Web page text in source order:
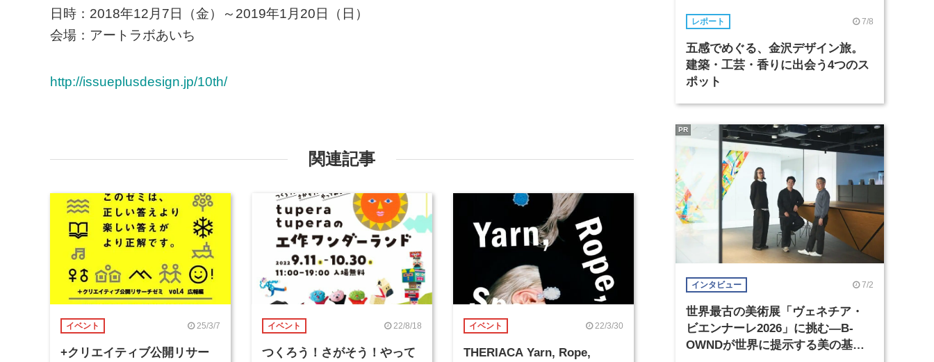
日時：2018年12月7日（金）～2019年1月20日（日）
会場：アートラボあいち
http://issueplusdesign.jp/10th/
関連記事
イベント 25/3/7
+クリエイティブ公開リサー
イベント 22/8/18
つくろう！さがそう！やって
イベント 22/3/30
THERIACA Yarn, Rope,
レポート 7/8
五感でめぐる、金沢デザイン旅。
建築・工芸・香りに出会う4つのス
ポット
インタビュー 7/2
世界最古の美術展「ヴェネチア・
ビエンナーレ2026」に挑む―B-
OWNDが世界に提示する美の基準
PR